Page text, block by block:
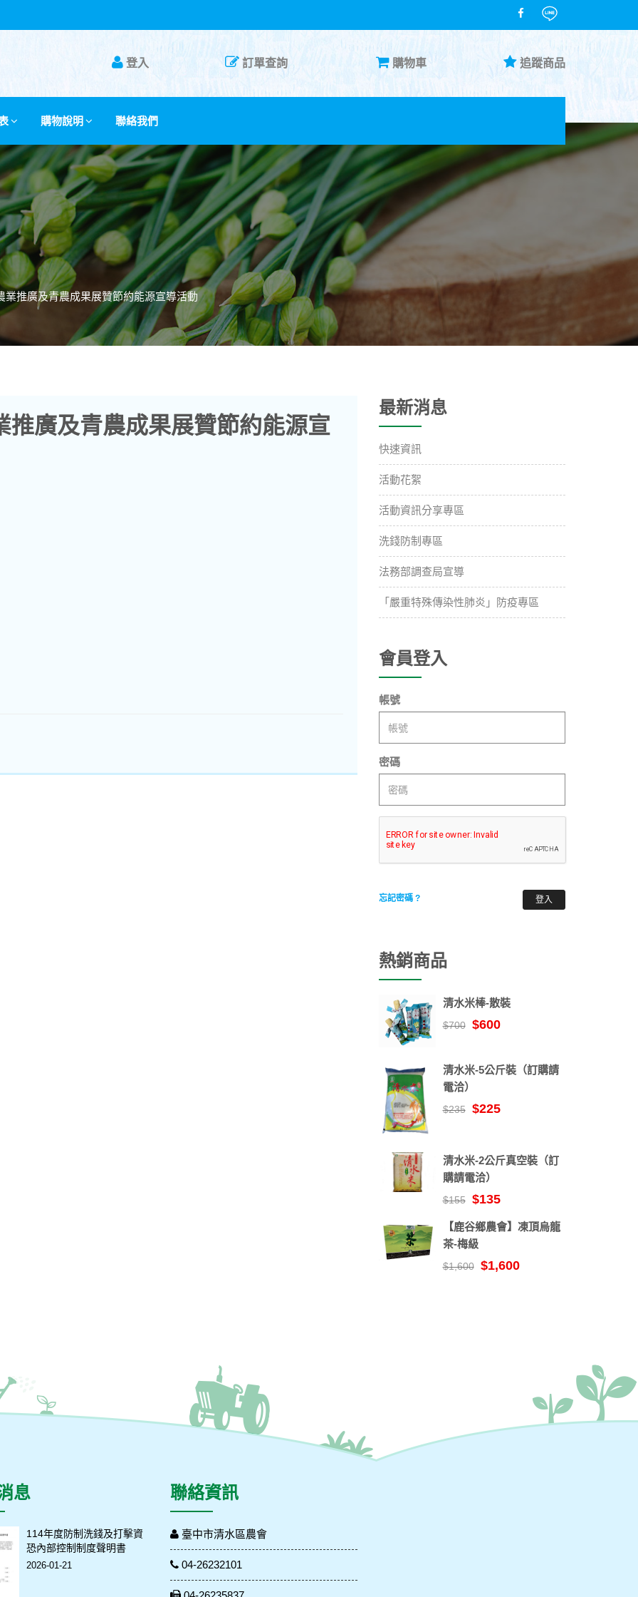
登入 訂單查詢 購物車 追蹤商品
購物說明 聯絡我們
業推廣及青農成果展贊節約能源宣導活動
推廣及青農成果展贊節約能源宣
最新消息
快速資訊
活動花絮
活動資訊分享專區
洗錢防制專區
法務部調查局宣導
「嚴重特殊傳染性肺炎」防疫專區
會員登入
帳號
密碼
登入
忘記密碼 ?
熱銷商品
清水米棒-散裝
$700 $600
清水米-5公斤裝（訂購請
電洽）
$235 $225
清水米-2公斤真空裝（訂
購請電洽）
$155 $135
【鹿谷鄉農會】凍頂烏龍
茶-梅級
$1,600 $1,600
息
114年度防制洗錢及打擊資
恐內部控制制度聲明書
2026-01-21
聯絡資訊
臺中市清水區農會
04-26232101